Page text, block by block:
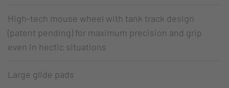
High-tech mouse wheel with tank track design
(patent pending) for maximum precision and grip
even in hectic situations
Large glide pads